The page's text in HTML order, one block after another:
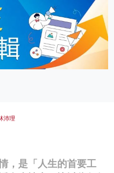
沛理
，是「人生的首要工